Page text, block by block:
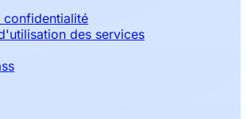
confidentialité
des services